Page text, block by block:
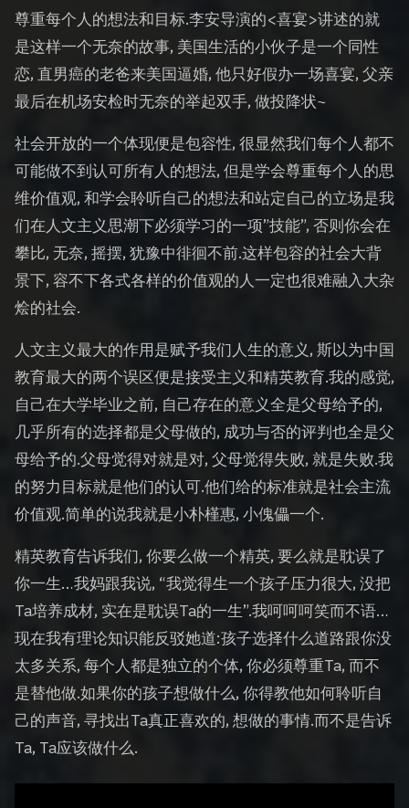
尊重每个人的想法和目标.李安导演的<喜宴>讲述的就
是这样一个无奈的故事, 美国生活的小伙子是一个同性
恋, 直男癌的老爸来美国逼婚, 他只好假办一场喜宴, 父亲
最后在机场安检时无奈的举起双手, 做投降状~
社会开放的一个体现便是包容性, 很显然我们每个人都不
可能做不到认可所有人的想法, 但是学会尊重每个人的思
维价值观, 和学会聆听自己的想法和站定自己的立场是我
们在人文主义思潮下必须学习的一项”技能”, 否则你会在
攀比, 无奈, 摇摆, 犹豫中徘徊不前.这样包容的社会大背
景下, 容不下各式各样的价值观的人一定也很难融入大杂
烩的社会.
人文主义最大的作用是赋予我们人生的意义, 斯以为中国
教育最大的两个误区便是接受主义和精英教育.我的感觉,
自己在大学毕业之前, 自己存在的意义全是父母给予的,
几乎所有的选择都是父母做的, 成功与否的评判也全是父
母给予的.父母觉得对就是对, 父母觉得失败, 就是失败.我
的努力目标就是他们的认可.他们给的标准就是社会主流
价值观.简单的说我就是小朴槿惠, 小傀儡一个.
精英教育告诉我们, 你要么做一个精英, 要么就是耽误了
你一生…我妈跟我说, “我觉得生一个孩子压力很大, 没把
Ta培养成材, 实在是耽误Ta的一生”.我呵呵呵笑而不语…
现在我有理论知识能反驳她道:孩子选择什么道路跟你没
太多关系, 每个人都是独立的个体, 你必须尊重Ta, 而不
是替他做.如果你的孩子想做什么, 你得教他如何聆听自
己的声音, 寻找出Ta真正喜欢的, 想做的事情.而不是告诉
Ta, Ta应该做什么.